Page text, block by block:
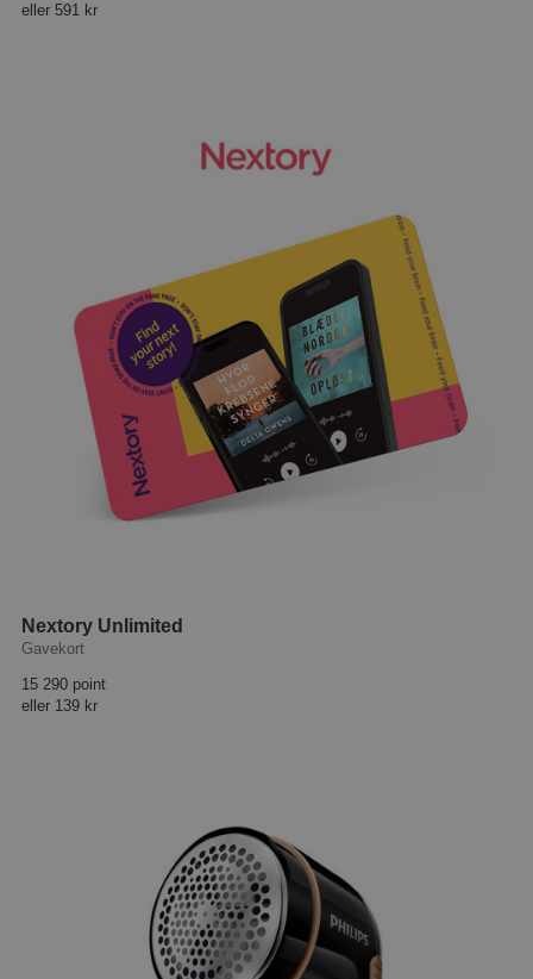
eller 591 kr
Nextory Unlimited
Gavekort
15 290 point
eller 139 kr